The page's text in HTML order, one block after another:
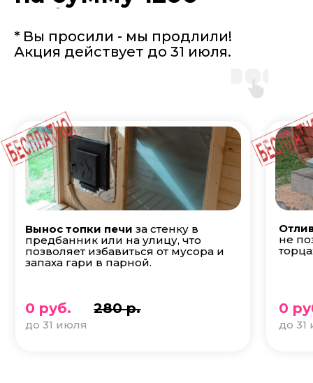
руб.
* Вы просили - мы продлили!
Акция действует до 31 июля.
не
Вынос топки печи за стенку в
предбанник или на улицу, что
позволяет избавиться от мусора и
запаха гари в парной.
до 31 июля
0 руб. 280 р. 0
до 31